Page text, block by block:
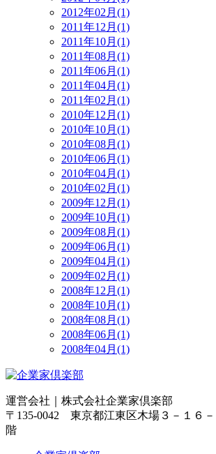
2012年02月(1)
2011年12月(1)
2011年10月(1)
2011年08月(1)
2011年06月(1)
2011年04月(1)
2011年02月(1)
2010年12月(1)
2010年10月(1)
2010年08月(1)
2010年06月(1)
2010年04月(1)
2010年02月(1)
2009年12月(1)
2009年10月(1)
2009年08月(1)
2009年06月(1)
2009年04月(1)
2009年02月(1)
2008年12月(1)
2008年10月(1)
2008年08月(1)
2008年06月(1)
2008年04月(1)
運営会社｜ 株式会社企業家倶楽部
〒135-0042 東京都江東区木場３－１６
階